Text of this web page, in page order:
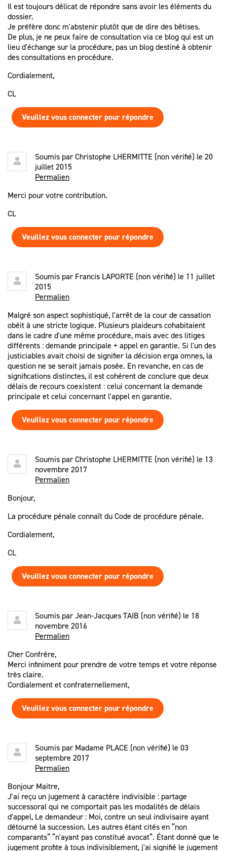
Il est toujours délicat de répondre sans avoir les éléments du
dossier.
Je préfère donc m'abstenir plutôt que de dire des bêtises.
De plus, je ne peux faire de consultation via ce blog qui est un
lieu d'échange sur la procédure, pas un blog destiné à obtenir
des consultations en procédure.
Cordialement,
CL
Veuillez vous connecter pour répondre
Soumis parChristophe LHERMITTE (non vérifié) le 20
juillet 2015
Permalien
Merci pour votre contribution.
CL
Veuillez vous connecter pour répondre
Soumis parFrancis LAPORTE (non vérifié) le 11 juillet
2015
Permalien
Malgré son aspect sophistiqué, l'arrêt de la cour de cassation
obéit à une stricte logique. Plusieurs plaideurs cohabitaient
dans le cadre d'une même procédure, mais avec des litiges
différents : demande principale + appel en garantie. Si l'un des
justiciables avait choisi de signifier la décision erga omnes, la
question ne se serait jamais posée. En revanche, en cas de
significations distinctes, il est cohérent de conclure que deux
délais de recours coexistent : celui concernant la demande
principale et celui concernant l'appel en garantie.
Veuillez vous connecter pour répondre
Soumis parChristophe LHERMITTE (non vérifié) le 13
novembre 2017
Permalien
Bonjour,
La procédure pénale connaît du Code de procédure pénale.
Cordialement,
CL
Veuillez vous connecter pour répondre
Soumis parJean-Jacques TAIB (non vérifié) le 18
novembre 2016
Permalien
Cher Confrère,
Merci infiniment pour prendre de votre temps et votre réponse
très claire.
Cordialement et confraternellement,
Veuillez vous connecter pour répondre
Soumis parMadame PLACE (non vérifié) le 03
septembre 2017
Permalien
Bonjour Maitre,
J'ai reçu un jugement à caractère indivisible : partage
successoral qui ne comportait pas les modalités de délais
d'appel, Le demandeur : Moi, contre un seul indivisaire ayant
détourné la succession. Les autres étant cités en “non
comparants“ “n'ayant pas constitué avocat“. Étant donné que le
jugement profite à tous indivisiblement, j'ai signifié le jugement